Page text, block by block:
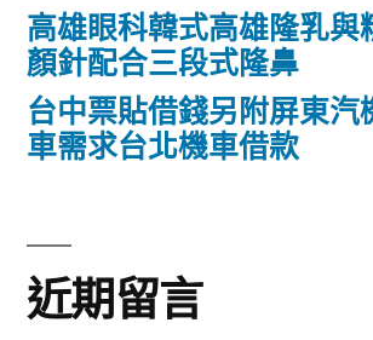
高雄眼科韓式高雄隆乳與
顏針配合三段式隆鼻
台中票貼借錢另附屏東汽
車需求台北機車借款
近期留言